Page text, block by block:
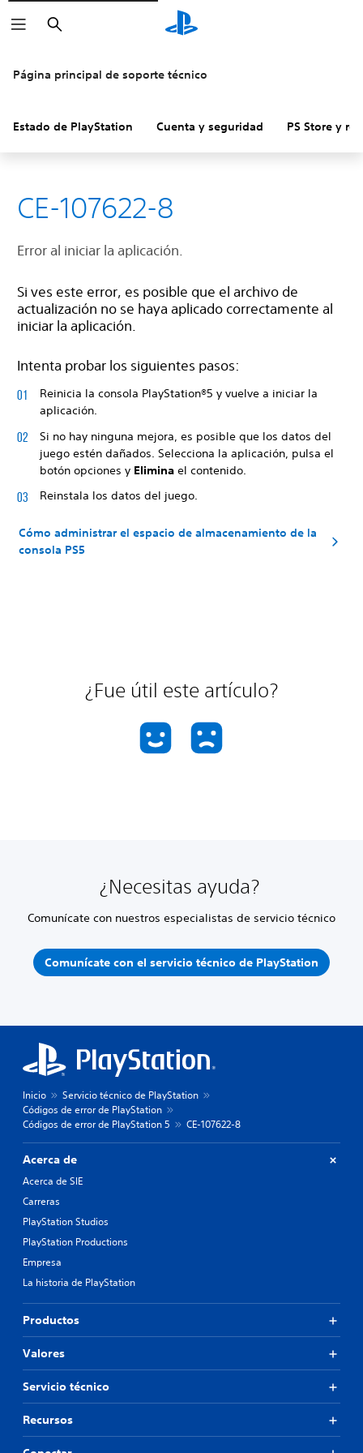
Buscar
Página principal de soporte técnico
Estado de PlayStation Cuenta y seguridad PS Store y
CE-107622-8
Error al iniciar la aplicación.
Si ves este error, es posible que el archivo de
actualización no se haya aplicado correctamente al
iniciar la aplicación.
Intenta probar los siguientes pasos:
Reinicia la consola PlayStation®5 y vuelve a iniciar la
aplicación.
Si no hay ninguna mejora, es posible que los datos del
juego estén dañados. Selecciona la aplicación, pulsa el
botón opciones y Elimina el contenido.
Reinstala los datos del juego.
Cómo administrar el espacio de almacenamiento de la
consola PS5
¿Fue útil este artículo?
¿Necesitas ayuda?
Comunícate con nuestros especialistas de servicio técnico
Comunícate con el servicio técnico de PlayStation
Inicio
Servicio técnico de PlayStation
Códigos de error de PlayStation
Códigos de error de PlayStation 5
CE-107622-8
Acerca de
Acerca de SIE
Carreras
PlayStation Studios
PlayStation Productions
Empresa
La historia de PlayStation
Productos
Valores
Servicio técnico
Recursos